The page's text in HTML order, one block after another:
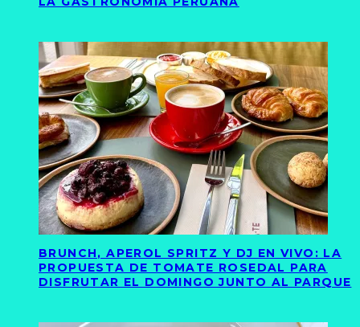
BRUNCH, APEROL SPRITZ Y DJ EN VIVO: LA
PROPUESTA DE TOMATE ROSEDAL PARA
DISFRUTAR EL DOMINGO JUNTO AL PARQUE